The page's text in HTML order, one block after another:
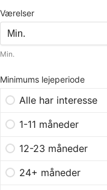
Værelser
Min.
Minimums lejeperiode
Alle har interesse
1-11 måneder
12-23 måneder
24+ måneder